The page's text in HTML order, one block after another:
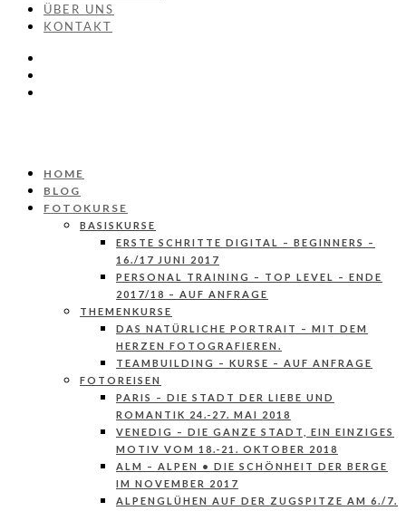
ÜBER UNS
KONTAKT
HOME
BLOG
FOTOKURSE
BASISKURSE
ERSTE SCHRITTE DIGITAL – BEGINNERS –
16./17 JUNI 2017
PERSONAL TRAINING – TOP LEVEL – ENDE
2017/18 – AUF ANFRAGE
THEMENKURSE
DAS NATÜRLICHE PORTRAIT – MIT DEM
HERZEN FOTOGRAFIEREN.
TEAMBUILDING – KURSE – AUF ANFRAGE
FOTOREISEN
PARIS – DIE STADT DER LIEBE UND
ROMANTIK 24.-27. MAI 2018
VENEDIG – DIE GANZE STADT, EIN EINZIGES
MOTIV VOM 18.-21. OKTOBER 2018
ALM – ALPEN • DIE SCHÖNHEIT DER BERGE
IM NOVEMBER 2017
ALPENGLÜHEN AUF DER ZUGSPITZE AM 6./7.